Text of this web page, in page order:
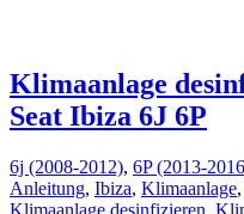
Klimaanlage
Seat Ibiza 6J 6P
6j (2008-2012), 6P (2013-
Anleitung, Ibiza, Klimaanlage,
Klimaanlage desinfizieren,